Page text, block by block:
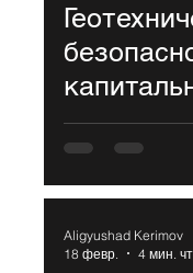
вечной
примере
жилого
Aligyushad Kerimov
18 февр.
4 мин.